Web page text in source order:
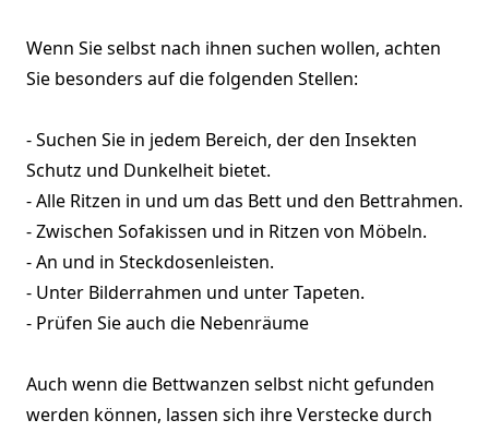
Wenn Sie selbst nach ihnen suchen wollen, achten
Sie besonders auf die folgenden Stellen:
- Suchen Sie in jedem Bereich, der den Insekten
Schutz und Dunkelheit bietet.
- Alle Ritzen in und um das Bett und den Bettrahmen.
- Zwischen Sofakissen und in Ritzen von Möbeln.
- An und in Steckdosenleisten.
- Unter Bilderrahmen und unter Tapeten.
- Prüfen Sie auch die Nebenräume
Auch wenn die Bettwanzen selbst nicht gefunden
werden können, lassen sich ihre Verstecke durch